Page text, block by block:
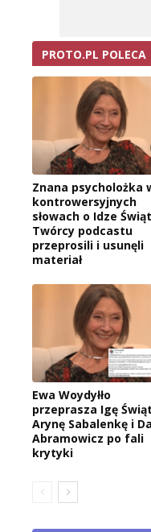
PROTO.PL POLECA
Znana psycholożka
kontrowersyjnych
słowach o Idze
Twórcy podcastu
przeprosili i usunęli
materiał
Ewa Woydyłło
przeprasza Igę
Arynę Sabalenkę i
Abramowicz po fali
krytyki